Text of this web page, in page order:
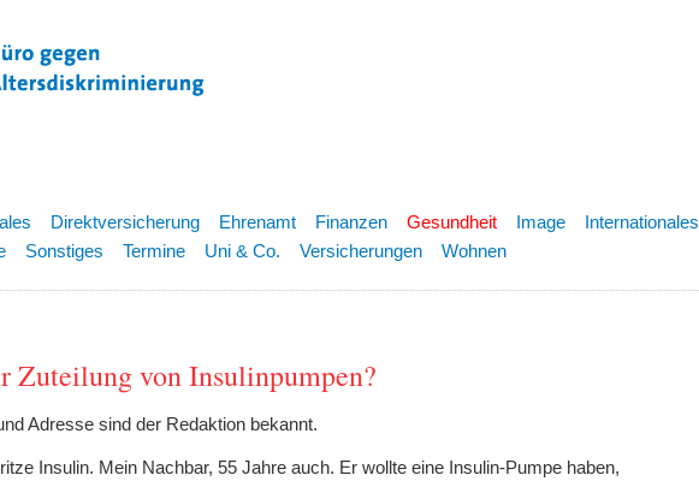
Direktversicherung Ehrenamt Finanzen Gesundheit Image Internationales
Sonstiges Termine Uni & Co. Versicherungen Wohnen
Zuteilung von Insulinpumpen?
Adresse sind der Redaktion bekannt.
Insulin. Mein Nachbar, 55 Jahre auch. Er wollte eine Insulin-Pumpe haben,